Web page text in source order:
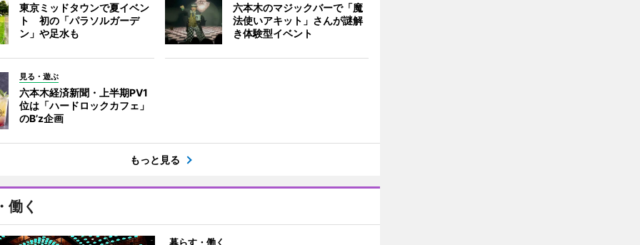
東京ミッドタウンで夏イベン
ト 初の「パラソルガーデ
ン」や足水も
六本木のマジックバーで「魔
法使いアキット」さんが謎解
き体験型イベント
見る・遊ぶ
六本木経済新聞・上半期PV1
位は「ハードロックカフェ」
のB’z企画
もっと見る
働く
暮らす・働く